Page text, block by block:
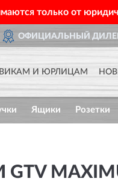
только от
ОФИЦИАЛЬНЫЙ
И ЮРЛИЦАМ
Ящики Розетки